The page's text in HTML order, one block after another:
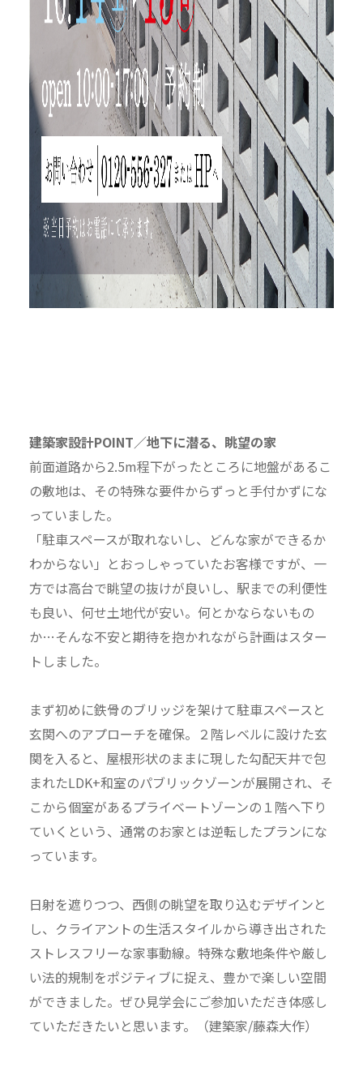
建築家設計POINT／地下に潜る、眺望の家
前面道路から2.5m程下がったところに地盤があるこ
の敷地は、その特殊な要件からずっと手付かずにな
っていました。
「駐車スペースが取れないし、どんな家ができるか
わからない」とおっしゃっていたお客様ですが、一
方では高台で眺望の抜けが良いし、駅までの利便性
も良い、何せ土地代が安い。何とかならないもの
か…そんな不安と期待を抱かれながら計画はスター
トしました。
まず初めに鉄骨のブリッジを架けて駐車スペースと
玄関へのアプローチを確保。２階レベルに設けた玄
関を入ると、屋根形状のままに現した勾配天井で包
まれたLDK+和室のパブリックゾーンが展開され、そ
こから個室があるプライベートゾーンの１階へ下り
ていくという、通常のお家とは逆転したプランにな
っています。
日射を遮りつつ、西側の眺望を取り込むデザインと
し、クライアントの生活スタイルから導き出された
ストレスフリーな家事動線。特殊な敷地条件や厳し
い法的規制をポジティブに捉え、豊かで楽しい空間
ができました。ぜひ見学会にご参加いただき体感し
ていただきたいと思います。（建築家/藤森大作）